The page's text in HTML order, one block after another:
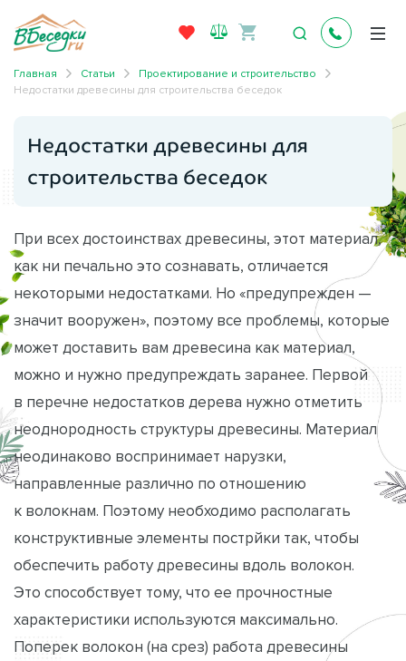
Главная Статьи
Проектирование и строительство
Недостатки древесины для строительства беседок
Недостатки древесины для
строительства беседок
При всех достоинствах древесины, этот материал,
как ни печально это сознавать, отличается
некоторыми недостатками. Но «предупрежден —
значит вооружен», поэтому все проблемы, которые
может доставить вам древесина как материал,
можно и нужно предупреждать заранее. Первой
в перечне недостатков дерева нужно отметить
неоднородность структуры древесины. Материал
неодинаково воспринимает нарузки,
направленные различно по отношению
к волокнам. Поэтому необходимо располагать
конструктивные элементы пострйки так, чтобы
обеспечить работу древесины вдоль волокон.
Это способствует тому, что ее прочностные
характеристики используются максимально.
Поперек волокон (на срез) работа древесины